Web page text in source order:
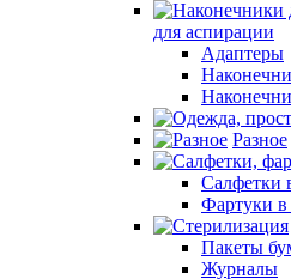
для аспирации
Адаптеры
Разное
Салфетки
Фартуки в
Пакеты
Журналы